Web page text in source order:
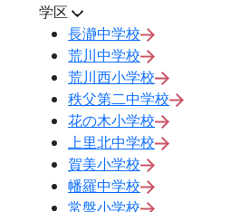
学区
長瀞中学校
荒川中学校
荒川西小学校
秩父第二中学校
花の木小学校
上里北中学校
賀美小学校
幡羅中学校
常盤小学校